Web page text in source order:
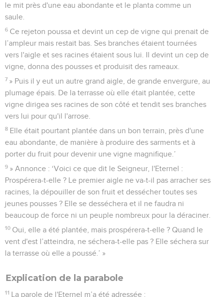
le mit près d'une eau abondante et le planta comme un
saule.
6 Ce rejeton poussa et devint un cep de vigne qui prenait de
l’ampleur mais restait bas. Ses branches étaient tournées
vers l'aigle et ses racines étaient sous lui. Il devint un cep de
vigne, donna des pousses et produisit des rameaux.
7 » Puis il y eut un autre grand aigle, de grande envergure, au
plumage épais. De la terrasse où elle était plantée, cette
vigne dirigea ses racines de son côté et tendit ses branches
vers lui pour qu'il l'arrose.
8 Elle était pourtant plantée dans un bon terrain, près d'une
eau abondante, de manière à produire des sarments et à
porter du fruit pour devenir une vigne magnifique.’
9 » Annonce : ‘Voici ce que dit le Seigneur, l'Eternel :
Prospérera-t-elle ? Le premier aigle ne va-t-il pas arracher ses
racines, la dépouiller de son fruit et dessécher toutes ses
jeunes pousses ? Elle se desséchera et il ne faudra ni
beaucoup de force ni un peuple nombreux pour la déraciner.
10 Oui, elle a été plantée, mais prospérera-t-elle ? Quand le
vent d'est l’atteindra, ne séchera-t-elle pas ? Elle séchera sur
la terrasse où elle a poussé.’ »
Explication de la parabole
11 La parole de l'Eternel m’a été adressée :